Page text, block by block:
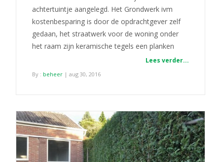
achtertuintje aangelegd. Het Grondwerk ivm
kostenbesparing is door de opdrachtgever zelf
gedaan, het straatwerk voor de woning onder
het raam zijn keramische tegels een planken
Lees verder...
By : beheer | aug 30, 2016